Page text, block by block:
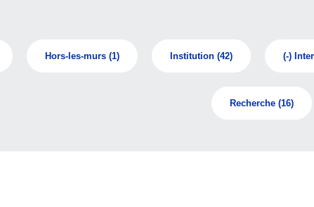
Hors-les-murs (1) Institution (42) (-)
Recherche (16)